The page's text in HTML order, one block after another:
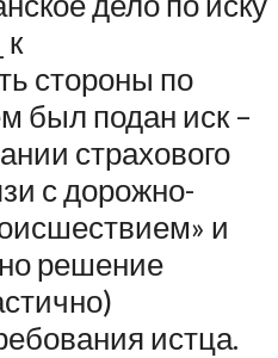
к
стороны по
был подан иск –
страхового
с дорожно-
и
решение
истца.